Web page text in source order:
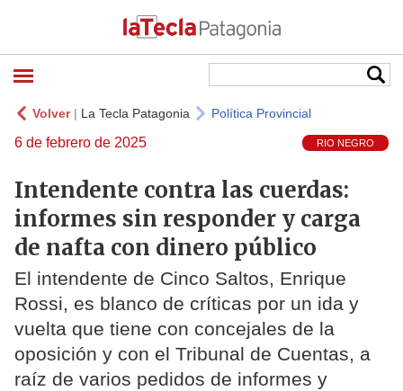
Volver| La Tecla Patagonia Política Provincial
6 de febrero de 2025 RIO NEGRO
Intendente contra las cuerdas:
informes sin responder y carga
de nafta con dinero público
El intendente de Cinco Saltos, Enrique
Rossi, es blanco de críticas por un ida y
vuelta que tiene con concejales de la
oposición y con el Tribunal de Cuentas, a
raíz de varios pedidos de informes y